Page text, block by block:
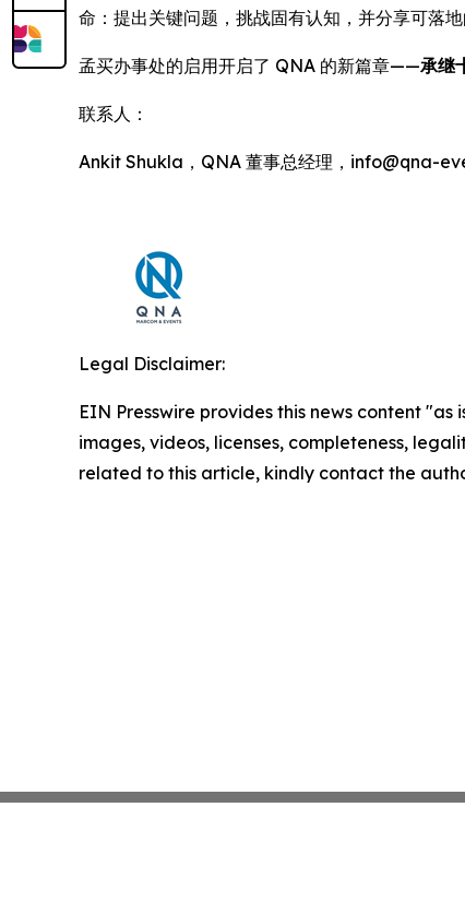
命：提出关键问题，挑战固有认知，并分享可落
孟买办事处的启用开启了 QNA 的新篇章——承继
联系人：
Ankit Shukla，QNA 董事总经理，info@qna-
Legal Disclaimer:
EIN Presswire provides this news content
images, videos, licenses, completeness,
related to this article, kindly contact the